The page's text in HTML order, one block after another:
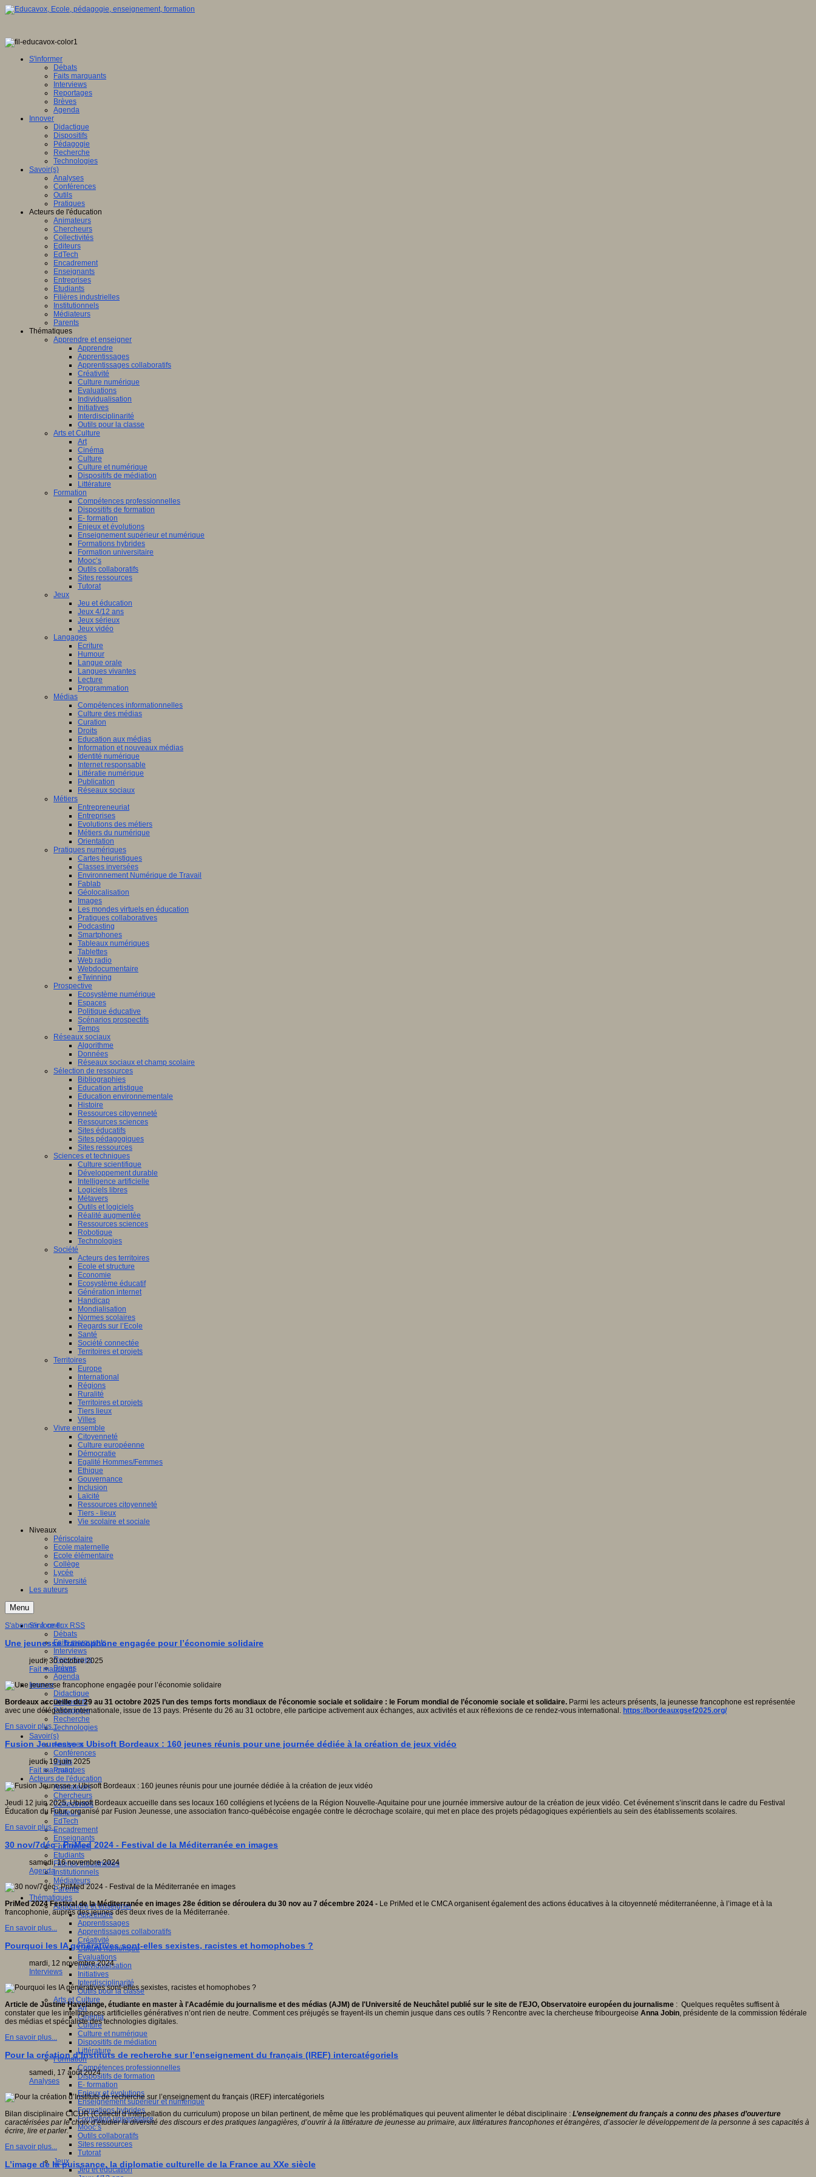
S'informer
Débats
Faits marquants
Interviews
Reportages
Brèves
Agenda
Innover
Didactique
Dispositifs
Pédagogie
Recherche
Technologies
Savoir(s)
Analyses
Conférences
Outils
Pratiques
Acteurs de l'éducation
Animateurs
Chercheurs
Collectivités
Editeurs
EdTech
Encadrement
Enseignants
Entreprises
Etudiants
Filières industrielles
Institutionnels
Médiateurs
Parents
Thématiques
Apprendre et enseigner
Apprendre
Apprentissages
Apprentissages collaboratifs
Créativité
Culture numérique
Evaluations
Individualisation
Initiatives
Interdisciplinarité
Outils pour la classe
Arts et Culture
Art
Cinéma
Culture
Culture et numérique
Dispositifs de médiation
Littérature
Formation
Compétences professionnelles
Dispositifs de formation
E- formation
Enjeux et évolutions
Enseignement supérieur et numérique
Formations hybrides
Formation universitaire
Mooc’s
Outils collaboratifs
Sites ressources
Tutorat
Jeux
Jeu et éducation
Jeux 4/12 ans
Jeux sérieux
Jeux vidéo
Langages
Ecriture
Humour
Langue orale
Langues vivantes
Lecture
Programmation
Médias
Compétences informationnelles
Culture des médias
Curation
Droits
Education aux médias
Information et nouveaux médias
Identité numérique
Internet responsable
Littératie numérique
Publication
Réseaux sociaux
Métiers
Entrepreneuriat
Entreprises
Evolutions des métiers
Métiers du numérique
Orientation
Pratiques numériques
Cartes heuristiques
Classes inversées
Environnement Numérique de Travail
Fablab
Géolocalisation
Images
Les mondes virtuels en éducation
Pratiques collaboratives
Podcasting
Smartphones
Tableaux numériques
Tablettes
Web radio
Webdocumentaire
eTwinning
Prospective
Ecosystème numérique
Espaces
Politique éducative
Scénarios prospectifs
Temps
Réseaux sociaux
Algorithme
Données
Réseaux sociaux et champ scolaire
Sélection de ressources
Bibliographies
Education artistique
Education environnementale
Histoire
Ressources citoyenneté
Ressources sciences
Sites éducatifs
Sites pédagogiques
Sites ressources
Sciences et techniques
Culture scientifique
Développement durable
Intelligence artificielle
Logiciels libres
Métavers
Outils et logiciels
Réalité augmentée
Ressources sciences
Robotique
Technologies
Société
Acteurs des territoires
Ecole et structure
Economie
Ecosystème éducatif
Génération internet
Handicap
Mondialisation
Normes scolaires
Regards sur l’Ecole
Santé
Société connectée
Territoires et projets
Territoires
Europe
International
Régions
Ruralité
Territoires et projets
Tiers lieux
Villes
Vivre ensemble
Citoyenneté
Culture européenne
Démocratie
Egalité Hommes/Femmes
Ethique
Gouvernance
Inclusion
Laïcité
Ressources citoyenneté
Tiers - lieux
Vie scolaire et sociale
Niveaux
Périscolaire
Ecole maternelle
Ecole élémentaire
Collège
Lycée
Université
Les auteurs
Menu
S'informer
Débats
Faits marquants
Interviews
Reportages
Brèves
Agenda
Innover
Didactique
Dispositifs
Pédagogie
Recherche
Technologies
Savoir(s)
Analyses
Conférences
Outils
Pratiques
Acteurs de l'éducation
Animateurs
Chercheurs
Collectivités
Editeurs
EdTech
Encadrement
Enseignants
Entreprises
Etudiants
Filières industrielles
Institutionnels
Médiateurs
Parents
Thématiques
Apprendre et enseigner
Apprendre
Apprentissages
Apprentissages collaboratifs
Créativité
Culture numérique
Evaluations
Individualisation
Initiatives
Interdisciplinarité
Outils pour la classe
Arts et Culture
Art
Cinéma
Culture
Culture et numérique
Dispositifs de médiation
Littérature
Formation
Compétences professionnelles
Dispositifs de formation
E- formation
Enjeux et évolutions
Enseignement supérieur et numérique
Formations hybrides
Formation universitaire
Mooc’s
Outils collaboratifs
Sites ressources
Tutorat
Jeux
Jeu et éducation
S'abonner à ce flux RSS
Une jeunesse francophone engagée pour l’économie solidaire
jeudi, 30 octobre 2025
Fait marquant
Bordeaux accueille du 29 au 31 octobre 2025 l’un des temps forts mondiaux de l’économie sociale et solidaire : le Forum mondial de l’économie sociale et solidaire. Parmi les acteurs présents, la jeunesse francophone est représentée
avec une délégation internationale, issue de 13 pays. Présente du 26 au 31 octobre, elle participe activement aux échanges, aux activités et aux réflexions de ce rendez-vous international. https://bordeauxgsef2025.org/
En savoir plus...
Fusion Jeunesse x Ubisoft Bordeaux : 160 jeunes réunis pour une journée dédiée à la création de jeux vidéo
jeudi, 19 juin 2025
Fait marquant
Jeudi 12 juin 2025, Ubisoft Bordeaux accueille dans ses locaux 160 collégiens et lycéens de la Région Nouvelle-Aquitaine pour une journée immersive autour de la création de jeux vidéo. Cet événement s’inscrit dans le cadre du Festival
Éducation du Futur, organisé par Fusion Jeunesse, une association franco-québécoise engagée contre le décrochage scolaire, qui met en place des projets pédagogiques expérientiels au sein des établissements scolaires.
En savoir plus...
30 nov/7déc : PriMed 2024 - Festival de la Méditerranée en images
samedi, 16 novembre 2024
Agenda
PriMed 2024 Festival de la Méditerranée en images 28e édition se déroulera du 30 nov au 7 décembre 2024 - Le PriMed et le CMCA organisent également des actions éducatives à la citoyenneté méditerranéenne, à l’image et à la
francophonie, auprès des jeunes des deux rives de la Méditerranée.
En savoir plus...
Pourquoi les IA génératives sont-elles sexistes, racistes et homophobes ?
mardi, 12 novembre 2024
Interviews
Article de Justine Havelange, étudiante en master à l'Académie du journalisme et des médias (AJM) de l'Université de Neuchâtel publié sur le site de l'EJO, Observatoire européen du journalisme : Quelques requêtes suffisent à
constater que les intelligences artificielles génératives n’ont rien de neutre. Comment ces préjugés se frayent-ils un chemin jusque dans ces outils ? Rencontre avec la chercheuse fribourgeoise Anna Jobin, présidente de la commission fédérale
des médias et spécialiste des technologies digitales.
En savoir plus...
Pour la création d’Instituts de recherche sur l’enseignement du français (IREF) intercatégoriels
samedi, 17 août 2024
Analyses
Bilan disciplinaire CICUR (Collectif d’interpellation du curriculum) propose un bilan pertinent, de même que les problématiques qui peuvent alimenter le débat disciplinaire : L’enseignement du français a connu des phases d’ouverture
caractérisées par le choix d’étudier la diversité des discours et des pratiques langagières, d’ouvrir à la littérature de jeunesse au primaire, aux littératures francophones et étrangères, d’associer le développement de la personne à ses capacités à
écrire, lire et parler.
En savoir plus...
L’image de la puissance, la diplomatie culturelle de la France au XXe siècle